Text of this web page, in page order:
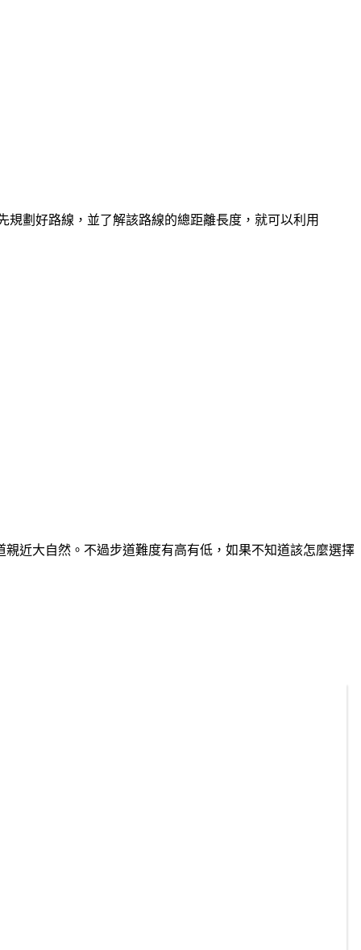
劃好路線，並了解該路線的總距離長度，就可以利用
近大自然。不過步道難度有高有低，如果不知道該怎麼選擇